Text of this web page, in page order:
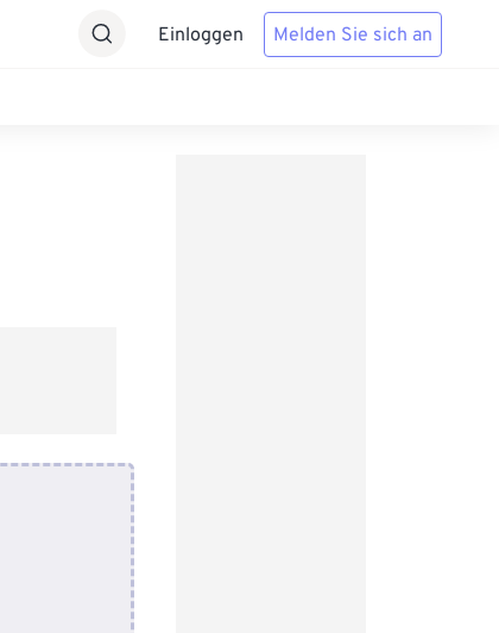
Einloggen Melden Sie sich an